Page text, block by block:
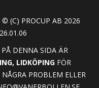
© (C) PROCUP AB 2026
DENNA SIDA ÄR
LIDKÖPINGFÖR
PROBLEM ELLER